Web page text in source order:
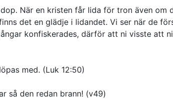
När en kristen får lida för tron även om
det en glädje i lidandet. Vi ser när de
konfiskerades, därför att ni visste att
med. (Luk 12:50)
så den redan brann! (v49)